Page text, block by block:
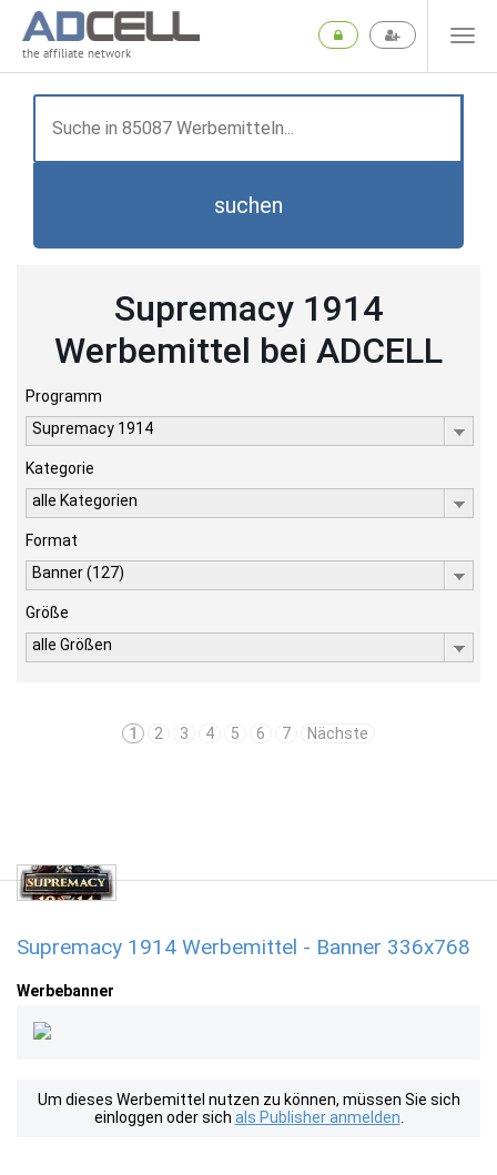
the affiliate network
suchen
Supremacy 1914
Werbemittel bei ADCELL
Programm
Supremacy 1914
Kategorie
alle Kategorien
Format
Banner (127)
Größe
alle Größen
1 2 3 4 5 6 7 Nächste
Supremacy 1914 Werbemittel - Banner 336x768
Werbebanner
Um dieses Werbemittel nutzen zu können, müssen Sie sich
einloggen oder sich als Publisher anmelden